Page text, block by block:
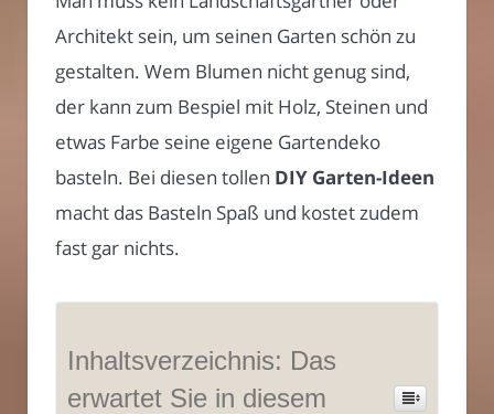
Architekt sein, um seinen Garten schön zu
gestalten. Wem Blumen nicht genug sind,
der kann zum Bespiel mit Holz, Steinen und
etwas Farbe seine eigene Gartendeko
basteln. Bei diesen tollen DIY Garten-Ideen
macht das Basteln Spaß und kostet zudem
fast gar nichts.
Inhaltsverzeichnis: Das
erwartet Sie in diesem